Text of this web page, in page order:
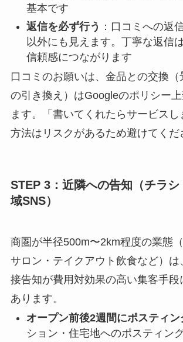
基本です
返信を必ず行う ：口コミへの返
以外にも見えます。丁寧な返信
信頼感につながります
口コミのお願いは、金品との交換（
の引き換え）はGoogleのポリシー
ます。「書いてくれたらサービスし
方法はリスクがあるため避けてくだ
STEP 3：近隣への告知（チラ
域SNS）
商圏が半径500m〜2km程度の業態
サロン・テイクアウト飲食など）は
接告知が費用対効果の高い集客手段
あります。
オープン前後2週間にポスティン
ション・住宅地へのポスティン